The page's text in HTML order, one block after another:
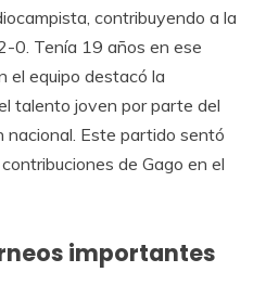
contribuyendo a la
0. Tenía 19 años en ese
el equipo destacó la
talento joven por parte del
nacional. Este partido sentó
de Gago en el
importantes